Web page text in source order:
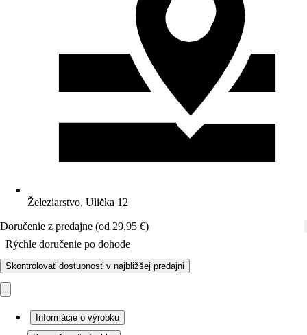
Železiarstvo, Ulička 12
Doručenie z predajne (od 29,95 €)
Rýchle doručenie po dohode
Skontrolovať dostupnosť v najbližšej predajni
Informácie o výrobku